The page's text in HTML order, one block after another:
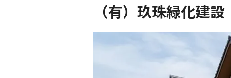
（有）玖珠緑化建設